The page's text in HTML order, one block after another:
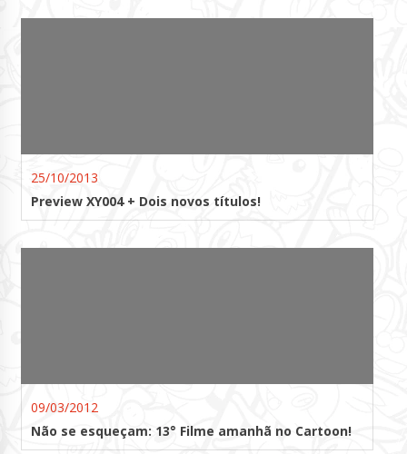
25/10/2013
Preview XY004 + Dois novos títulos!
09/03/2012
Não se esqueçam: 13° Filme amanhã no Cartoon!